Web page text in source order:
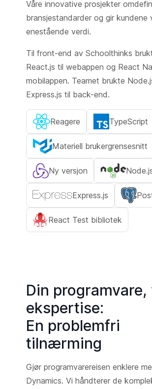
Våre innovative prosjekter
bransjestandarder og gir kundene
enestående verdi.
Til front-end av Schoolthinks
React.js til webappen og React
mobilappen. Teamet brukte
Express.js til back-end.
Reagere TypeScript
Materiell brukergrensesnitt
Ny versjon
Express.js
React Test bibliotek
Din programvare,
ekspertise:
En problemfri
tilnærming
Gjør programvarereisen enklere
Dynamics. Vi håndterer de